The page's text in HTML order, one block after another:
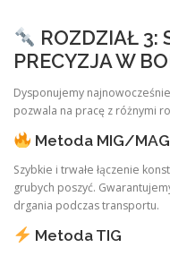
ROZDZIAŁ 3:
PRECYZJA W
Dysponujemy
pozwala na pracę z różnymi
Metoda MIG/MAG
Szybkie i trwałe łączenie
grubych poszyć.
drgania podczas transportu.
Metoda TIG